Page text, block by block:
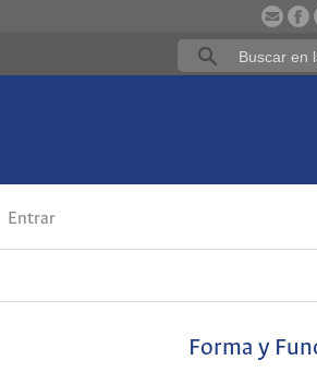
Entrar
Forma y